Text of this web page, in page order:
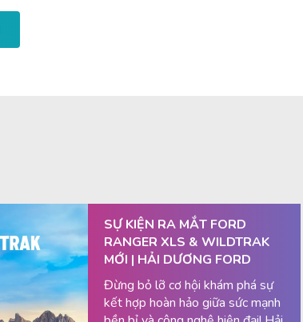
SỰ KIỆN RA MẮT FORD
RANGER XLS & WILDTRAK
MỚI | HẢI DƯƠNG FORD
Đừng bỏ lỡ cơ hội khám phá sự
kết hợp hoàn hảo giữa sức mạnh